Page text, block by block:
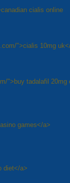
cialis online
">cialis 10mg
">buy tadalafil 20mg
games</a>
diet</a>